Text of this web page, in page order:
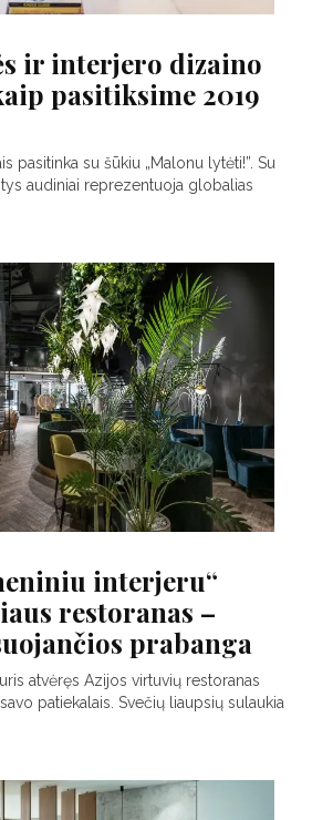
ir interjero dizaino
pasitiksime 2019
pasitinka su šūkiu „Malonu lytėti!”. Su
audiniai reprezentuoja globalias
interjeru“
restoranas –
prabanga
atvėręs Azijos virtuvių restoranas
patiekalais. Svečių liaupsių sulaukia